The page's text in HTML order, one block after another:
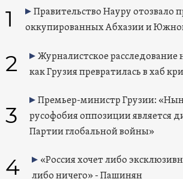
1
Правительство Науру отозвало
оккупированных Абхазии и
2
Журналистское расследование
как Грузия превратилась в хаб
3
Премьер-министр Грузии:
русофобия оппозиции является
Партии глобальной войны»
4
«Россия хочет либо
либо ничего» - Пашинян